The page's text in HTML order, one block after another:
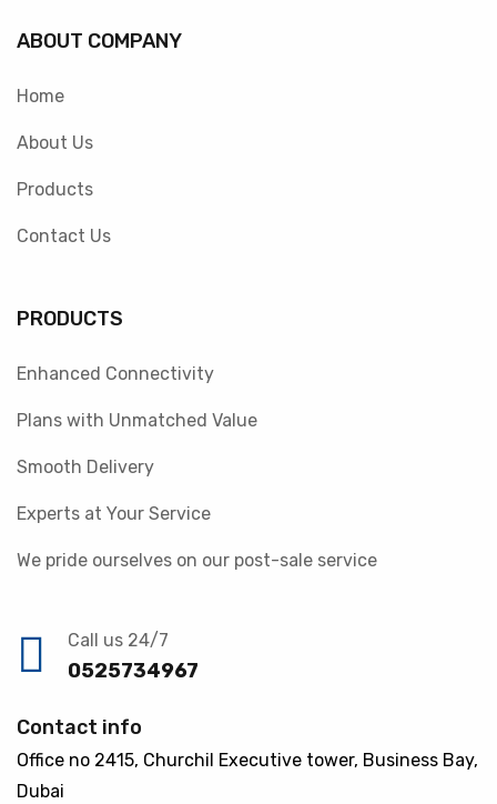
ABOUT COMPANY
Home
About Us
Products
Contact Us
PRODUCTS
Enhanced Connectivity
Plans with Unmatched Value
Smooth Delivery
Experts at Your Service
We pride ourselves on our post-sale service
Call us 24/7
0525734967
Contact info
Office no 2415, Churchil Executive tower, Business Bay,
Dubai